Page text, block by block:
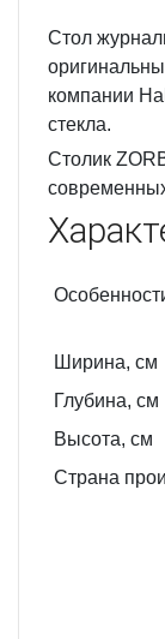
Стол
компании
стекла.
Столик
Ширина, см
Глубина, см
Высота, см
Страна